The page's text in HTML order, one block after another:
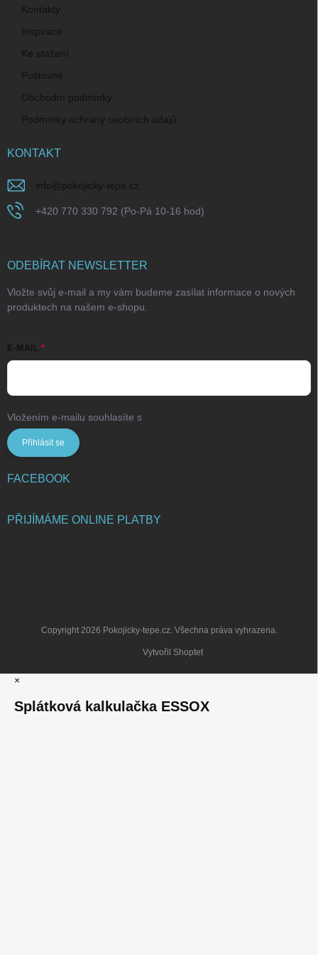
Kontakty
Inspirace
Ke stažení
Poštovné
Obchodní podmínky
Podmínky ochrany osobních údajů
KONTAKT
info @pokojicky-tepe.cz
+420 770 330 792 (Po-Pá 10-16 hod)
ODEBÍRAT NEWSLETTER
Vložte svůj e-mail a my vám budeme zasílat informace o nových
produktech na našem e-shopu.
E-MAIL
Vložením e-mailu souhlasíte s
Přihlásit se
FACEBOOK
PŘIJÍMÁME ONLINE PLATBY
Vytvořil Shoptet
Copyright 2026 Pokojicky-tepe.cz. Všechna práva vyhrazena.
×
Splátková kalkulačka ESSOX